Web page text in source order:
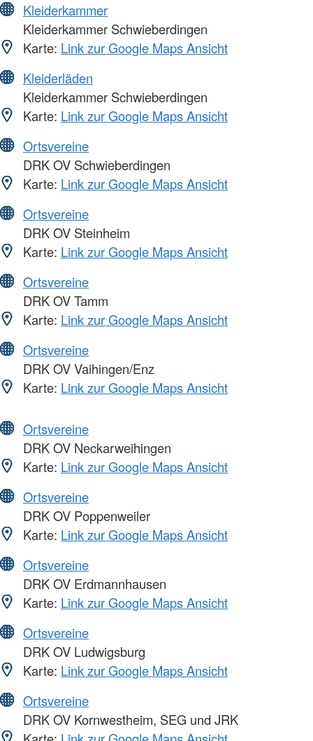
Kleiderkammer
Kleiderkammer Schwieberdingen
Karte: Link zur Google Maps Ansicht
Kleiderläden
Kleiderkammer Schwieberdingen
Karte: Link zur Google Maps Ansicht
Ortsvereine
DRK OV Schwieberdingen
Karte: Link zur Google Maps Ansicht
Ortsvereine
DRK OV Steinheim
Karte: Link zur Google Maps Ansicht
Ortsvereine
DRK OV Tamm
Karte: Link zur Google Maps Ansicht
Ortsvereine
DRK OV Vaihingen/Enz
Karte: Link zur Google Maps Ansicht
Ortsvereine
DRK OV Neckarweihingen
Karte: Link zur Google Maps Ansicht
Ortsvereine
DRK OV Poppenweiler
Karte: Link zur Google Maps Ansicht
Ortsvereine
DRK OV Erdmannhausen
Karte: Link zur Google Maps Ansicht
Ortsvereine
DRK OV Ludwigsburg
Karte: Link zur Google Maps Ansicht
Ortsvereine
DRK OV Kornwestheim, SEG und JRK